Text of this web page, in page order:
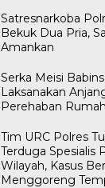
Satresnarkoba
Bekuk Dua Pria,
Amankan
Serka Meisi
Laksanakan
Perehaban
Tim URC Polres
Terduga Spesialis
Wilayah, Kasus
Menggoreng